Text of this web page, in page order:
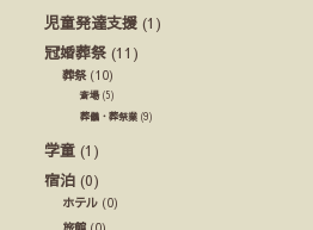
児童発達支援 (1)
冠婚葬祭 (11)
葬祭(10)
斎場(5)
葬儀・葬祭業 (9)
学童 (1)
宿泊 (0)
ホテル (0)